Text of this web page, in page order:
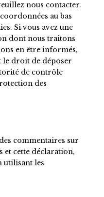
nous contacter.
au bas
Si vous avez une
dont nous traitons
en être informés,
le droit de déposer
de contrôle
des
commentaires sur
et cette déclaration,
utilisant les